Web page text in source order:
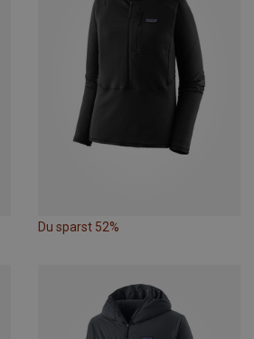
Du sparst 52%